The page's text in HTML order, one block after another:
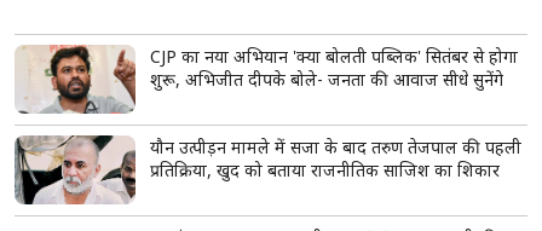
रेस्टोरेंट से प्लास्टिक के डिब्बे में मंगाते हैं खाना? हो जाएं
सतर्क, कहीं कैंसर को तो नहीं दे रहे न्योता!
बाहर से खाना मंगवाना अब आम हो गया है